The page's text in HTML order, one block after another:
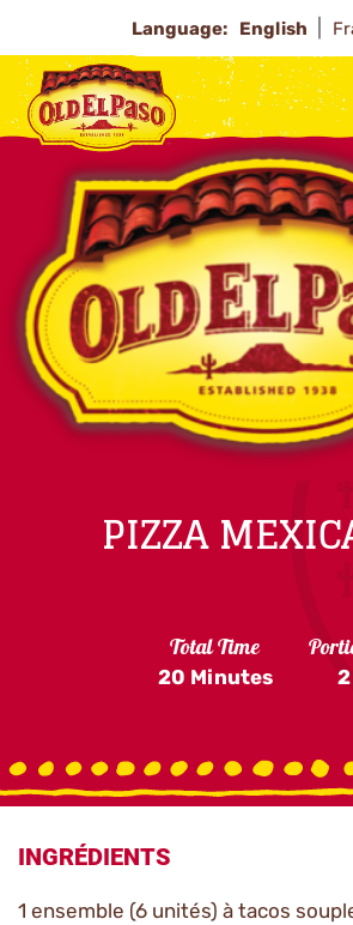
Language: English
PIZZA
Total Time
20 Minutes 2
INGRÉDIENTS
1 ensemble (6 unités) à tacos